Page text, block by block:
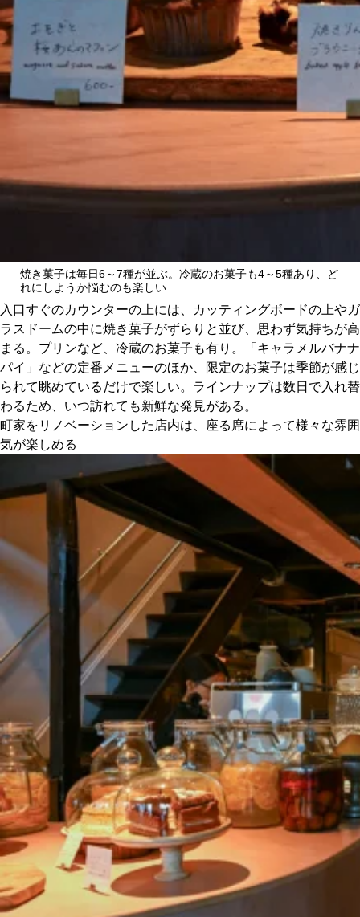
焼き菓子は毎日6～7種が並ぶ。冷蔵のお菓子も4～5種あり、ど
れにしようか悩むのも楽しい
入口すぐのカウンターの上には、カッティングボードの上やガ
ラスドームの中に焼き菓子がずらりと並び、思わず気持ちが高
まる。プリンなど、冷蔵のお菓子も有り。「キャラメルバナナ
パイ」などの定番メニューのほか、限定のお菓子は季節が感じ
られて眺めているだけで楽しい。ラインナップは数日で入れ替
わるため、いつ訪れても新鮮な発見がある。
町家をリノベーションした店内は、座る席によって様々な雰囲
気が楽しめる